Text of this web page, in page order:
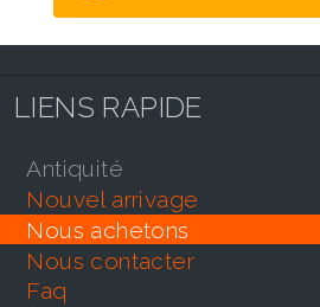
LIENS RAPIDE
antiquité
nouvel arrivage
nous achetons
nous contacter
faq